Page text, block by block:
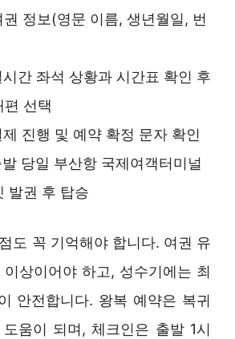
정보(영문 이름, 생년월일, 번
간 좌석 상황과 시간표 확인 후
편 선택
진행 및 예약 확정 문자 확인
당일 부산항 국제여객터미널
발권 후 탑승
도 꼭 기억해야 합니다. 여권 유
상이어야 하고, 성수기에는 최
안전합니다. 왕복 예약은 복귀
움이 되며, 체크인은 출발 1시